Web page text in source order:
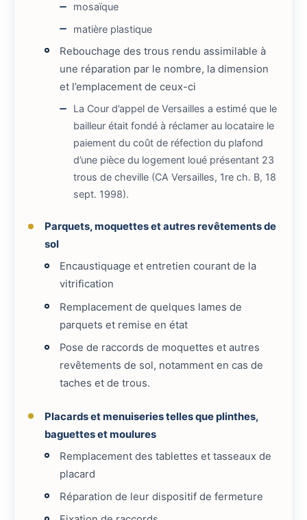
mosaïque
matière plastique
Rebouchage des trous rendu assimilable à
une réparation par le nombre, la dimension
et l’emplacement de ceux-ci
La Cour d’appel de Versailles a estimé que le
bailleur était fondé à réclamer au locataire le
paiement du coût de réfection du plafond
d’une pièce du logement loué présentant 23
trous de cheville (CA Versailles, 1re ch. B, 18
sept. 1998).
Parquets, moquettes et autres revêtements de
sol
Encaustiquage et entretien courant de la
vitrification
Remplacement de quelques lames de
parquets et remise en état
Pose de raccords de moquettes et autres
revêtements de sol, notamment en cas de
taches et de trous.
Placards et menuiseries telles que plinthes,
baguettes et moulures
Remplacement des tablettes et tasseaux de
placard
Réparation de leur dispositif de fermeture